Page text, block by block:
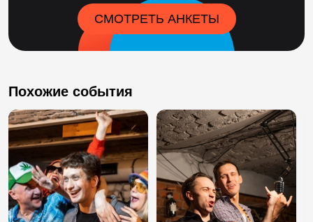
СМОТРЕТЬ АНКЕТЫ
Похожие события